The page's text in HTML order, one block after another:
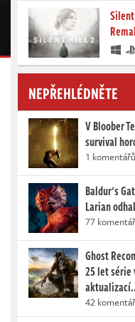
NEPŘEHLÉDNĚTE
V Bloober
survival
1 komentářů
Baldur's
Larian
77
Ghost
25 let série
42